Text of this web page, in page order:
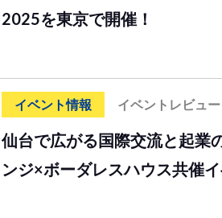
2025を東京で開催！
イベント情報 イベントレビュー
仙台で広がる国際交流と起業
ンジ×ボーダレスハウス共催